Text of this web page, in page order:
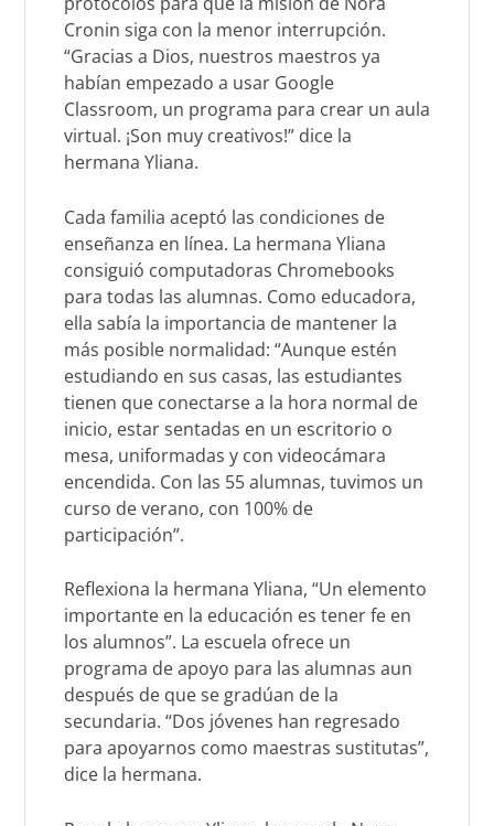
Cronin siga con la menor interrupción.
“Gracias a Dios, nuestros maestros ya
habían empezado a usar Google
Classroom, un programa para crear un aula
virtual. ¡Son muy creativos!” dice la
hermana Yliana.
Cada familia aceptó las condiciones de
enseñanza en línea. La hermana Yliana
consiguió computadoras Chromebooks
para todas las alumnas. Como educadora,
ella sabía la importancia de mantener la
más posible normalidad: “Aunque estén
estudiando en sus casas, las estudiantes
tienen que conectarse a la hora normal de
inicio, estar sentadas en un escritorio o
mesa, uniformadas y con videocámara
encendida. Con las 55 alumnas, tuvimos un
curso de verano, con 100% de
participación”.
Reflexiona la hermana Yliana, “Un elemento
importante en la educación es tener fe en
los alumnos”. La escuela ofrece un
programa de apoyo para las alumnas aun
después de que se gradúan de la
secundaria. “Dos jóvenes han regresado
para apoyarnos como maestras sustitutas”,
dice la hermana.